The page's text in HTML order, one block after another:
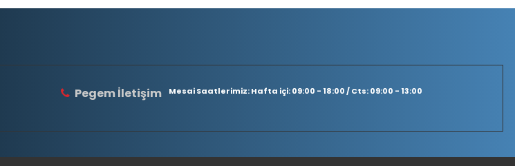
Pegem İletişim Mesai Saatlerimiz: Hafta içi: 09:00 - 18:00 / Cts: 09:00 - 13:00